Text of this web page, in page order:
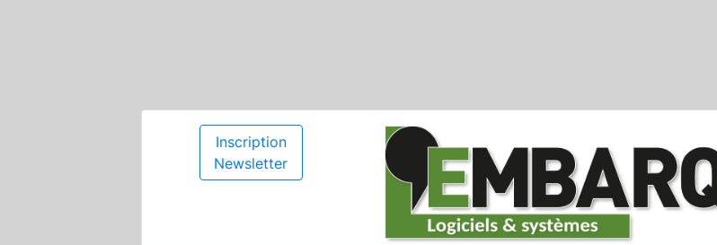
Inscription
Newsletter